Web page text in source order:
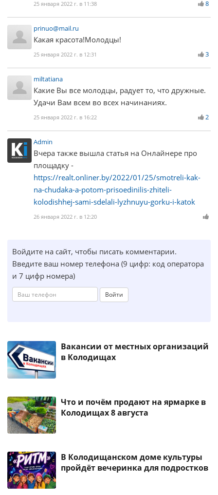
25 января 2022 г. в 11:38 8
prinuo@mail.ru
Какая красота!Молодцы!
25 января 2022 г. в 12:31 3
miltatiana
Какие Вы все молодцы, радует то, что дружные.
Удачи Вам всем во всех начинаниях.
25 января 2022 г. в 16:22 2
Admin
Вчера также вышла статья на Онлайнере про
площадку -
https://realt.onliner.by/2022/01/25/smotreli-kak-
na-chudaka-a-potom-prisoedinilis-zhiteli-
kolodishhej-sami-sdelali-lyzhnuyu-gorku-i-katok
26 января 2022 г. в 12:20
Войдите на сайт, чтобы писать комментарии.
Введите ваш номер телефона (9 цифр: код оператора
и 7 цифр номера)
Войти
Вакансии от местных организаций
в Колодищах
Что и почём продают на ярмарке в
Колодищах 8 августа
В Колодищанском доме культуры
пройдёт вечеринка для подростков